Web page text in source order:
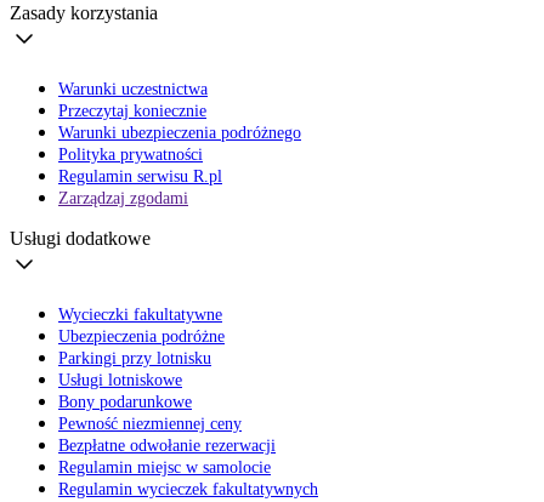
Zasady korzystania
Warunki uczestnictwa
Przeczytaj koniecznie
Warunki ubezpieczenia podróżnego
Polityka prywatności
Regulamin serwisu R.pl
Zarządzaj zgodami
Usługi dodatkowe
Wycieczki fakultatywne
Ubezpieczenia podróżne
Parkingi przy lotnisku
Usługi lotniskowe
Bony podarunkowe
Pewność niezmiennej ceny
Bezpłatne odwołanie rezerwacji
Regulamin miejsc w samolocie
Regulamin wycieczek fakultatywnych